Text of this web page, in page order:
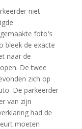
niet
foto's
bleek de exacte
naar de
De twee
zich op
De parkeerder
van zijn
had de
moeten